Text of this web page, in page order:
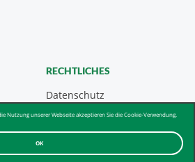
OK
Nutzung unserer Webseite akzeptieren Sie die Cookie-Verwendung.
RECHTLICHES
Datenschutz
Impressum